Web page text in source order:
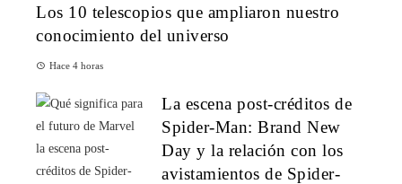
Los 10 telescopios que ampliaron nuestro
conocimiento del universo
Hace 4 horas
La escena post-créditos de
Spider-Man: Brand New
Day y la relación con los
avistamientos de Spider-